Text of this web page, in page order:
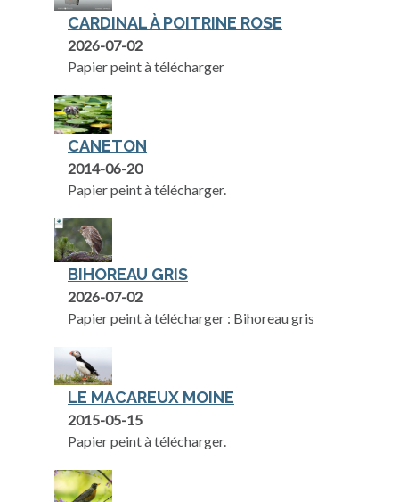
CARDINAL À POITRINE ROSE
2026-07-02
Papier peint à télécharger
CANETON
2014-06-20
Papier peint à télécharger.
BIHOREAU GRIS
2026-07-02
Papier peint à télécharger : Bihoreau gris
LE MACAREUX MOINE
2015-05-15
Papier peint à télécharger.